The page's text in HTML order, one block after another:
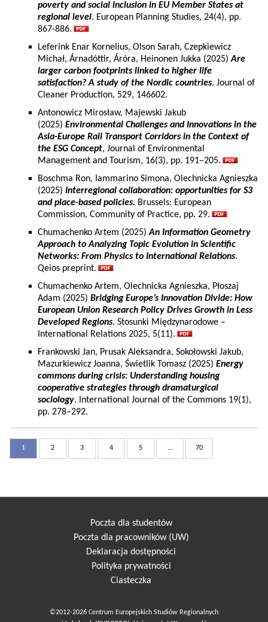
poverty and social inclusion in EU Member States at
regional level. European Planning Studies, 24(4), pp.
867-886.
Leferink Enar Kornelius, Olson Sarah, Czepkiewicz
Michał, Árnadóttir, Áróra, Heinonen Jukka (2025)Are
larger carbon footprints linked to higher life
satisfaction? A study of the Nordic countries. Journal of
Cleaner Production, 529, 146602.
Antonowicz Mirosław, Majewski Jakub
(2025) Environmental Challenges and Innovations in the
Asia-Europe Rail Transport Corridors in the Context of
the ESG Concept, Journal of Environmental
Management and Tourism, 16(3), pp. 191–205.
Boschma Ron, Iammarino Simona, Olechnicka Agnieszka
(2025) Interregional collaboration: opportunities for S3
and place-based policies. Brussels: European
Commission, Community of Practice, pp. 29.
Chumachenko Artem (2025)An Information Geometry
Approach to Analyzing Topic Evolution in Scientific
Networks: From Physics to International Relations.
Qeios preprint.
Chumachenko Artem, Olechnicka Agnieszka, Płoszaj
Adam (2025) Bridging Europe’s Innovation Divide: How
European Union Research Policy Drives Growth in Less
Developed Regions. Stosunki Międzynarodowe –
International Relations 2025, 5(11).
Frankowski Jan, Prusak Aleksandra, Sokołowski Jakub,
Mazurkiewicz Joanna, Świetlik Tomasz (2025) Energy
commons during crisis: Understanding housing
cooperative strategies through dramaturgical
sociology. International Journal of the Commons 19(1),
pp. 278–292.
1 2 3 4 5 ... 70
Poczta dla studentów
Poczta dla pracowników (UW)
Deklaracja dostępności
Polityka prywatności
Ciasteczka
©2012-2026 Centrum Europejskich Studiów Regionalnych